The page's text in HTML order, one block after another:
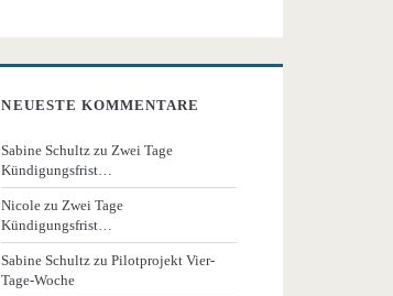
NEUESTE KOMMENTARE
Sabine Schultz zu Zwei Tage
Kündigungsfrist…
Nicole zu Zwei Tage
Kündigungsfrist…
Sabine Schultz zuPilotprojekt Vier-
Tage-Woche